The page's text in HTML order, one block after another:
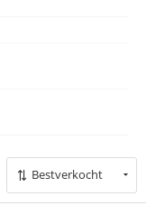
Bestverkocht